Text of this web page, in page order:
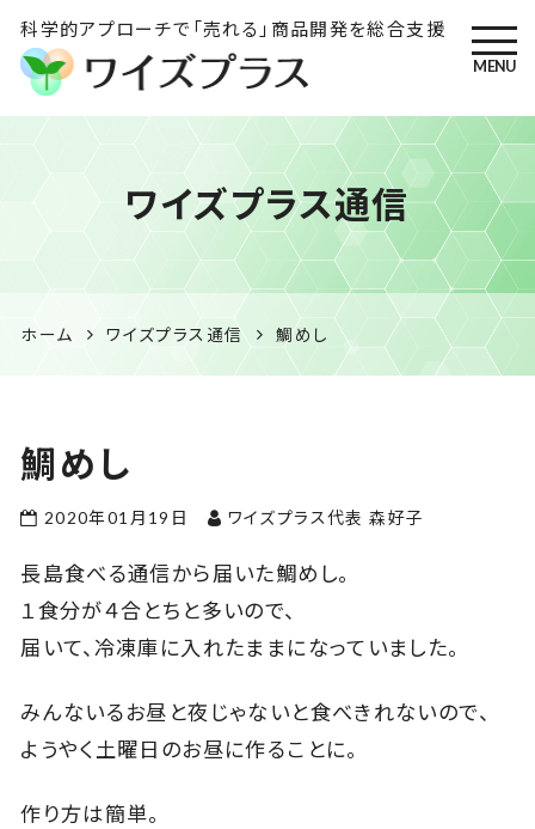
科学的アプローチで「売れる」商品開発を総合支援
ワイズプラス｜鹿児島の特産
品開発・HACCP衛生管理・食
品表示の専門コンサル
MENU
ワイズプラス通信
ホーム ワイズプラス通信 鯛めし
鯛めし
2020年01月19日 ワイズプラス代表 森好子
長島食べる通信から届いた鯛めし。
１食分が４合とちと多いので、
届いて、冷凍庫に入れたままになっていました。
みんないるお昼と夜じゃないと食べきれないので、
ようやく土曜日のお昼に作ることに。
作り方は簡単。